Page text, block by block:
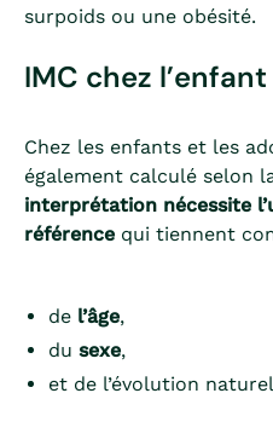
surpoids ou une obésité.
IMC chez
Chez les enfants et les
également calculé selon
interprétation nécessite
référence qui tiennent
de l’âge,
du sexe,
et de l’évolution